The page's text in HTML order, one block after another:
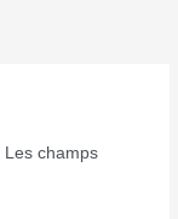
Les champs